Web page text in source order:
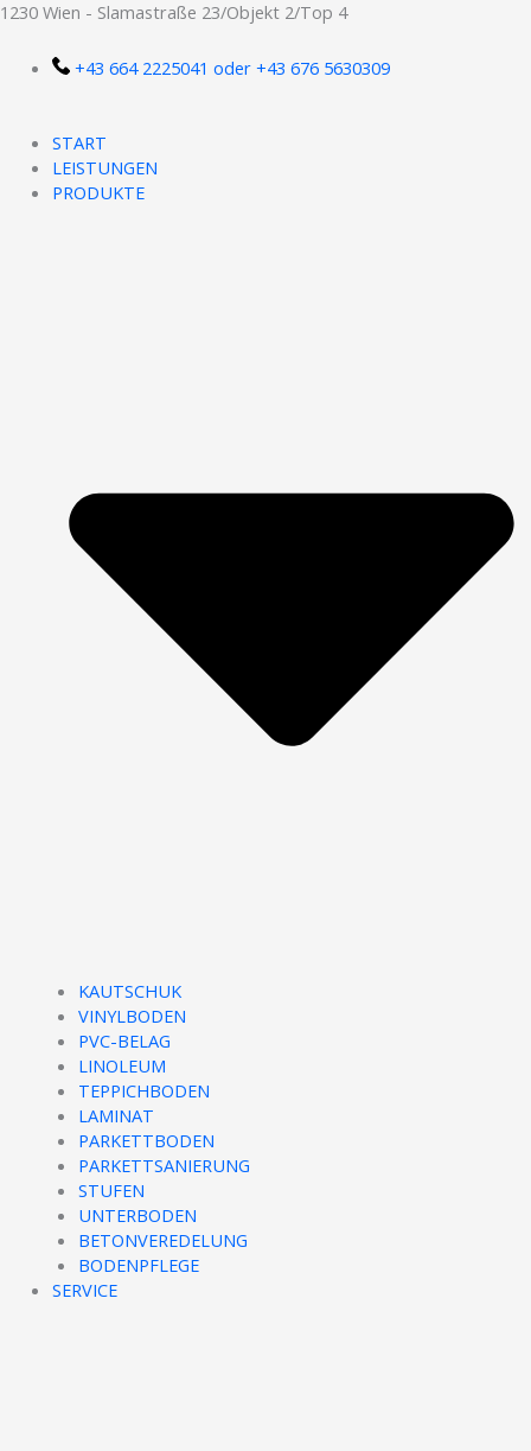
Zum
springen
1230 Wien - Slamastraße 23/Objekt 2/Top 4
+43 664 2225041 oder +43 676 5630309
START
LEISTUNGEN
PRODUKTE
KAUTSCHUK
VINYLBODEN
PVC-BELAG
LINOLEUM
TEPPICHBODEN
LAMINAT
PARKETTBODEN
PARKETTSANIERUNG
STUFEN
UNTERBODEN
BETONVEREDELUNG
BODENPFLEGE
SERVICE